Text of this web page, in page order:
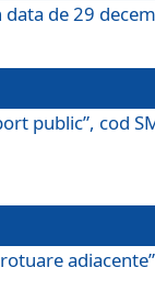
de 29
public”, cod